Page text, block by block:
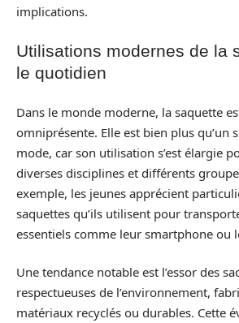
implications.
Utilisations modernes de la
le quotidien
Dans le monde moderne, la saquette
omniprésente. Elle est bien plus qu’un
mode, car son utilisation s’est élargie
diverses disciplines et différents
exemple, les jeunes apprécient
saquettes qu’ils utilisent pour
essentiels comme leur smartphone ou
Une tendance notable est l’essor des
respectueuses de l’environnement,
matériaux recyclés ou durables. Cette